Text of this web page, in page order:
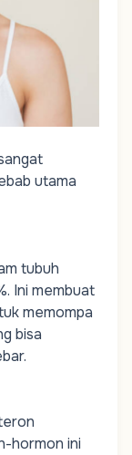
utama
tubuh
Ini membuat
memompa
bisa
hormon ini